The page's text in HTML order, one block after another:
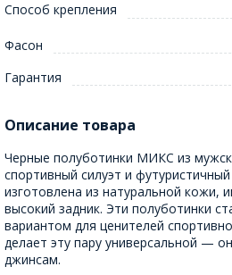
Способ крепления
Фасон
Гарантия
Описание товара
Черные полуботинки МИКС из
спортивный силуэт и
изготовлена из натуральной кожи,
высокий задник. Эти полуботинки
вариантом для ценителей
делает эту пару универсальной —
джинсам.